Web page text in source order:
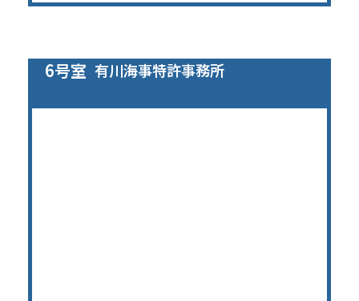
6号室 有川海事特許事務所